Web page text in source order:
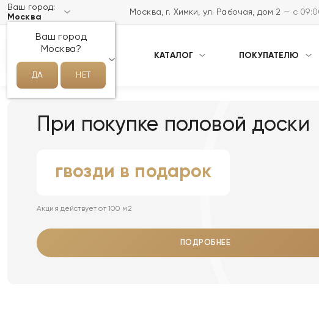
Ваш город:
Москва
Ваш город
Москва?
ДА НЕТ
Москва, г. Химки, ул. Рабочая, дом 2 — с
КАТАЛОГ ПОКУПАТЕЛЮ
При покупке половой доски
гвозди в подарок
Акция действует от 100 м2
ПОДРОБНЕЕ